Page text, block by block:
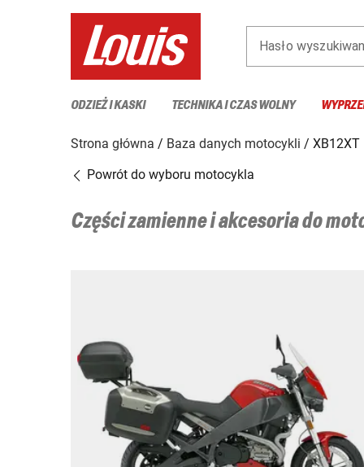
Hasło
ODZIEŻ I KASKI TECHNIKA I CZAS WOLNY
Strona główna Baza danych motocykli
XB12XT
Powrót do wyboru motocykla
Części zamienne i akcesoria do